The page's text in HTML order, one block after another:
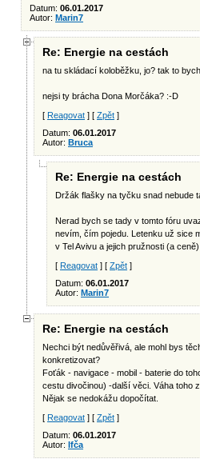
Datum: 06.01.2017
Autor: Marin7
Re: Energie na cestách
na tu skládací koloběžku, jo? tak to
nejsi ty brácha Dona Morčáka? :-D
[ Reagovat ] [ Zpět ]
Datum: 06.01.2017
Autor: Bruca
Re: Energie na cestách
Držák flašky na tyčku snad nebude
Nerad bych se tady v tomto fóru
nevím, čím pojedu. Letenku už sice
v Tel Avivu a jejich pružnosti (a
[ Reagovat ] [ Zpět ]
Datum: 06.01.2017
Autor: Marin7
Re: Energie na cestách
Nechci být nedůvěřivá, ale mohl bys
konkretizovat?
Foťák - navigace - mobil - baterie do
cestu divočinou) -další věci. Váha toho
Nějak se nedokážu dopočítat.
[ Reagovat ] [ Zpět ]
Datum: 06.01.2017
Autor: Ifča